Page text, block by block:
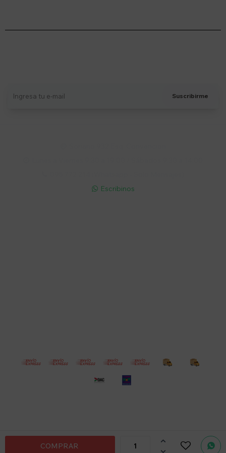
COMPRAR


consultas
no dudes
Suscribirme
 Escribinos